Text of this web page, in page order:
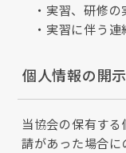
実習、研修の
実習に伴う連
個人情報の開
当協会の保有す
請があった場合